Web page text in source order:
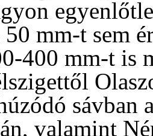
mm-t sem
400 mm-t is
sávban
valamint